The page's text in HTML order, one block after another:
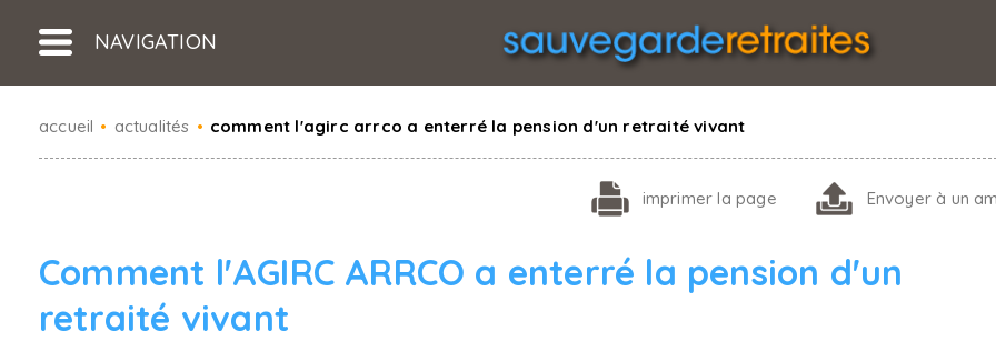
NAVIGATION
accueil • actualités • comment l'agirc arrco a enterré la pension d'un retraité vivant
imprimer la page Envoyer à un
Comment l'AGIRC ARRCO a enterré la pension d'un
retraité vivant